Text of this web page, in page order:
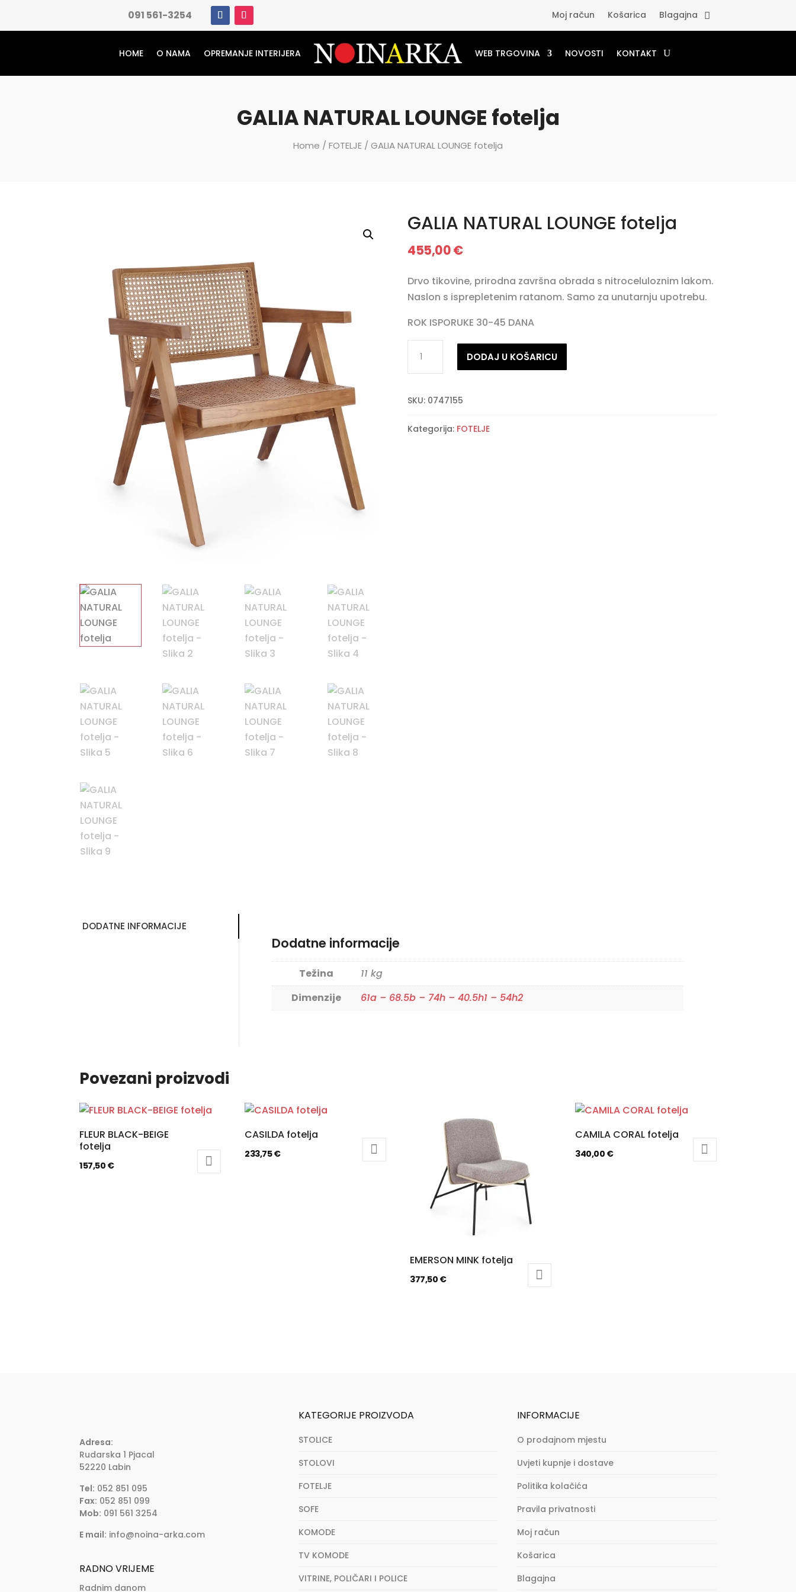
091 561-3254 Moj račun Košarica Blagajna
HOME O NAMA OPREMANJE INTERIJERA WEB TRGOVINA NOVOSTI KONTAKT
GALIA NATURAL LOUNGE fotelja
Home / FOTELJE / GALIA NATURAL LOUNGE fotelja
GALIA NATURAL LOUNGE fotelja
455,00€
Drvo tikovine, prirodna završna obrada s nitroceluloznim lakom.
Naslon s isprepletenim ratanom. Samo za unutarnju upotrebu.
ROK ISPORUKE 30-45 DANA
NATURAL
fotelja
DODAJ U KOŠARICU
SKU: 0747155
Kategorija: FOTELJE
DODATNE INFORMACIJE
Dodatne informacije
Težina
11 kg
Dimenzije
61a – 68.5b – 74h – 40.5h1 – 54h2
Povezani proizvodi
FLEUR BLACK-BEIGE
fotelja
157,50 €
CASILDA fotelja
233,75€
EMERSON MINK fotelja
377,50 €
CAMILA CORAL fotelja
340,00 €
Adresa:
Rudarska 1 Pjacal
52220 Labin
Tel: 052 851 095
Fax: 052 851 099
Mob: 091 561 3254
E mail: info@noina-arka.com
RADNO VRIJEME
Radnim danom
KATEGORIJE PROIZVODA
STOLICE
STOLOVI
FOTELJE
SOFE
KOMODE
TV KOMODE
VITRINE, POLIČARI I POLICE
INFORMACIJE
O prodajnom mjestu
Uvjeti kupnje i dostave
Politika kolačića
Pravila privatnosti
Moj račun
Košarica
Blagajna